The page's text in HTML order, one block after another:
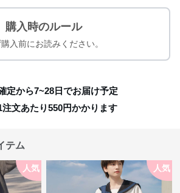
購入時のルール
入前にお読みください。
定から7~28日でお届け予定
文あたり550円かかります
テム
人気 人気